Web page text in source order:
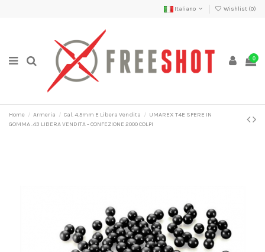
Italiano Wishlist (0)
0
Home Armeria Cal. 4,5mm E Libera Vendita
UMAREX T4E SFERE IN
GOMMA .43 LIBERA VENDITA - CONFEZIONE 2000 COLPI